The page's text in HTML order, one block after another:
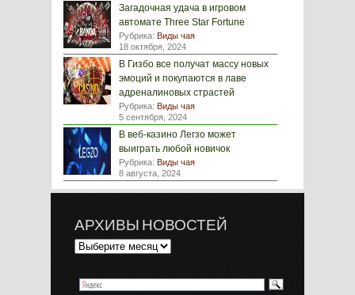
Загадочная удача в игровом
автомате Three Star Fortune
Рубрика: Виды чая
18 октября, 2024
В Гизбо все получат массу новых
эмоций и покупаются в лаве
адреналиновых страстей
Рубрика: Виды чая
5 сентября, 2024
В веб-казино Легзо может
выиграть любой новичок
Рубрика: Виды чая
8 августа, 2024
АРХИВЫ НОВОСТЕЙ